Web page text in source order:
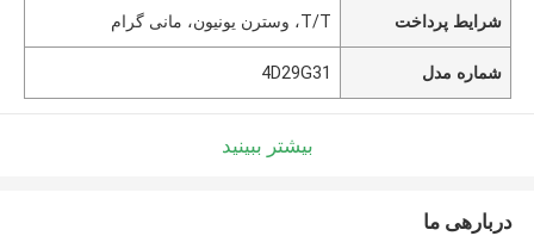
شرایط پرداخت T/T، وسترن یونیون، مانی گرام
شماره مدل 4D29G31
بیشتر ببینید
دربارهی ما